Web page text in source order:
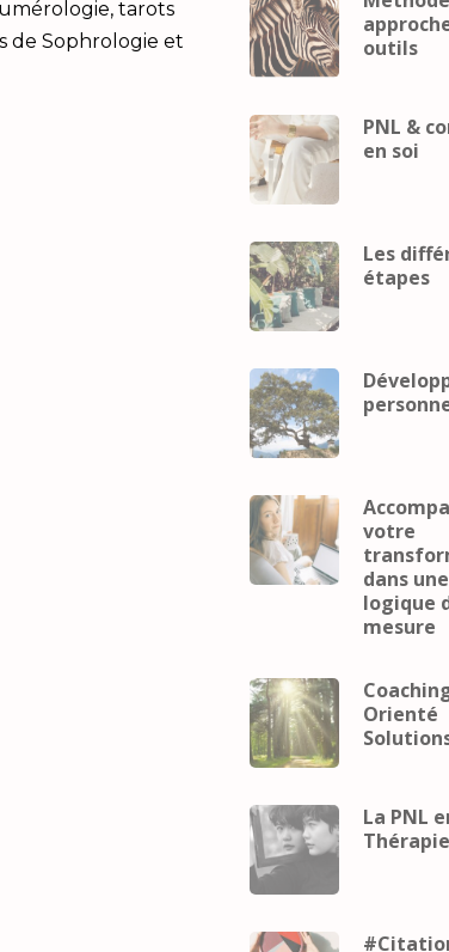
tarots
de Sophrologie et
outils
PNL &
en soi
Les
étapes
votre
dans une
logique
mesure
Orienté
La PNL
developpement
Développement
relaxation
mental
developpement
personnel
personnel
Gestion du
stress
Intelligence
émotionnelle
Intelligence
émotionnelle et
développement
personnel